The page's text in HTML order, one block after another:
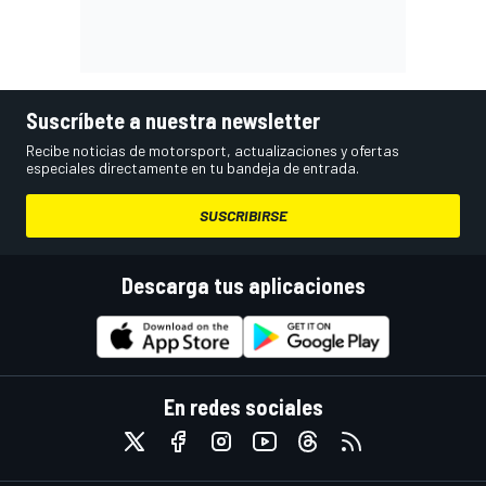
Suscríbete a nuestra newsletter
Recibe noticias de motorsport, actualizaciones y ofertas
especiales directamente en tu bandeja de entrada.
SUSCRIBIRSE
Descarga tus aplicaciones
En redes sociales